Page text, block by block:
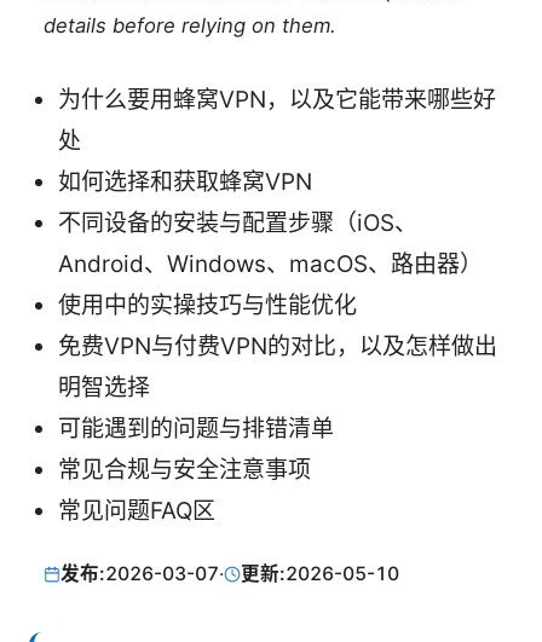
details before relying on them.
为什么要用蜂窝VPN，以及它能带来哪些好
处
如何选择和获取蜂窝VPN
不同设备的安装与配置步骤（iOS、
Android、Windows、macOS、路由器）
使用中的实操技巧与性能优化
免费VPN与付费VPN的对比，以及怎样做出
明智选择
可能遇到的问题与排错清单
常见合规与安全注意事项
常见问题FAQ区
发布:2026-03-07· 更新:2026-05-10